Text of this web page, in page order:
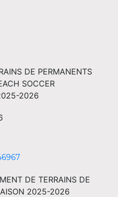
DE PERMANENTS
SOCCER
2026
DE TERRAINS DE
2025-2026